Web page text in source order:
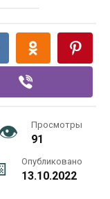
Просмотры
91
Опубликовано
13.10.2022